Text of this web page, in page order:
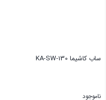
ساب کاشیما KA-SW-130
ناموجود